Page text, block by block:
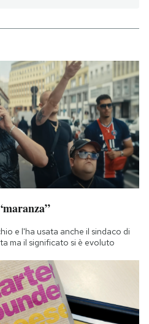
e l'ha usata anche il sindaco di
ma il significato si è evoluto